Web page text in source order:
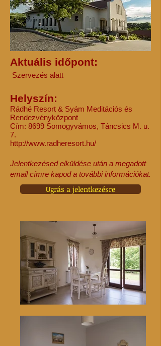
Aktuális időpont:
Szervezés alatt
Helyszín:
Rádhé Resort & Syám Meditációs és
Rendezvényközpont
Cím: 8699 Somogyvámos, Táncsics M. u.
7.
http://www.radheresort.hu/
Jelentkezésed elküldése után a megadott
email címre kapod a további információkat.
Ugrás a jelentkezésre